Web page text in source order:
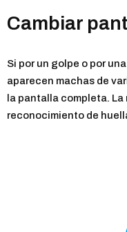
Cambiar
Si por un golpe o por
aparecen machas de
la pantalla completa.
reconocimiento de